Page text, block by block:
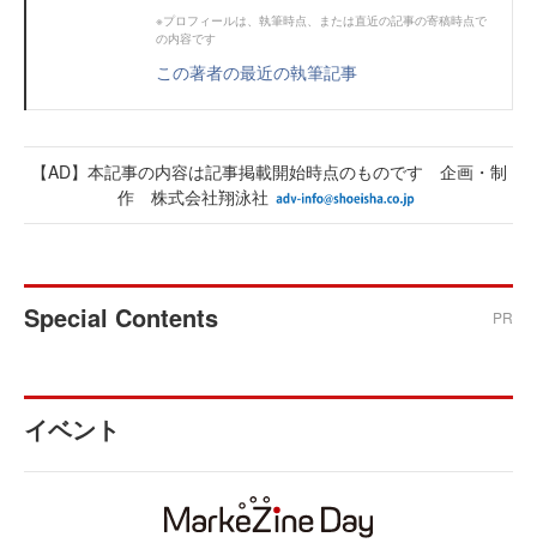
※プロフィールは、執筆時点、または直近の記事の寄稿時点で
の内容です
この著者の最近の執筆記事
【AD】本記事の内容は記事掲載開始時点のものです 企画・制
作 株式会社翔泳社
Special Contents PR
イベント